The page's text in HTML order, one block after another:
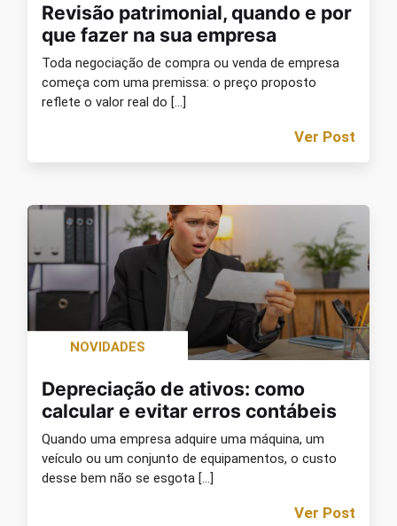
Revisão patrimonial, quando e por
que fazer na sua empresa
Toda negociação de compra ou venda de empresa
começa com uma premissa: o preço proposto
reflete o valor real do […]
Ver Post
NOVIDADES
Depreciação de ativos: como
calcular e evitar erros contábeis
Quando uma empresa adquire uma máquina, um
veículo ou um conjunto de equipamentos, o custo
desse bem não se esgota […]
Ver Post